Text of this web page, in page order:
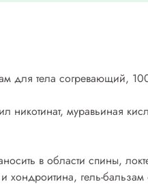
для тела согревающий,
никотинат, муравьиная
в области спины,
гель-